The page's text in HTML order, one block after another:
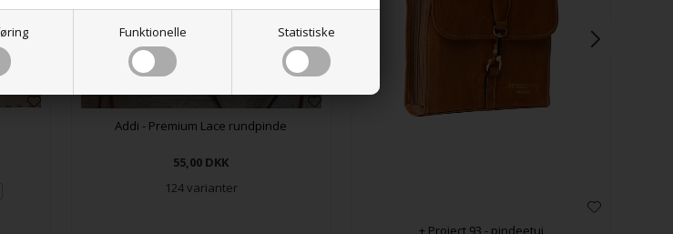
Funktionelle Statistiske
Addi - Premium Lace rundpinde
55,00 DKK
124 varianter